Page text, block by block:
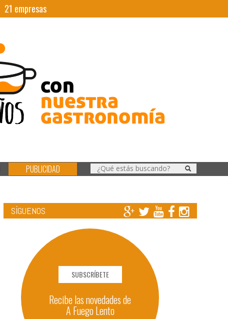
21 empresas
PUBLICIDAD
SÍGUENOS
SUBSCRÍBETE
Recibe las novedades de
A Fuego Lento